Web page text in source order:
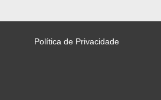
Política de Privacidade